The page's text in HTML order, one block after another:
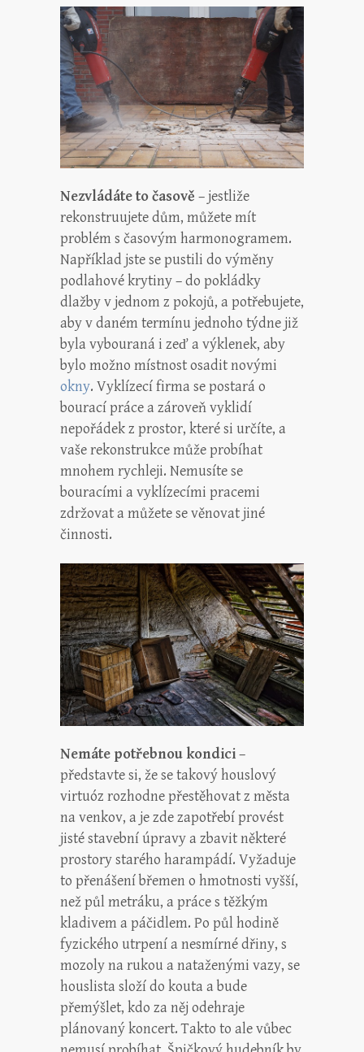
Nezvládáte to časově – jestliže
rekonstruujete dům, můžete mít
problém s časovým harmonogramem.
Například jste se pustili do výměny
podlahové krytiny – do pokládky
dlažby v jednom z pokojů, a potřebujete,
aby v daném termínu jednoho týdne již
byla vybouraná i zeď a výklenek, aby
bylo možno místnost osadit novými
okny. Vyklízecí firma se postará o
bourací práce a zároveň vyklidí
nepořádek z prostor, které si určíte, a
vaše rekonstrukce může probíhat
mnohem rychleji. Nemusíte se
bouracími a vyklízecími pracemi
zdržovat a můžete se věnovat jiné
činnosti.
Nemáte potřebnou kondici–
představte si, že se takový houslový
virtuóz rozhodne přestěhovat z města
na venkov, a je zde zapotřebí provést
jisté stavební úpravy a zbavit některé
prostory starého harampádí. Vyžaduje
to přenášení břemen o hmotnosti vyšší,
než půl metráku, a práce s těžkým
kladivem a páčidlem. Po půl hodině
fyzického utrpení a nesmírné dřiny, s
mozoly na rukou a nataženými vazy, se
houslista složí do kouta a bude
přemýšlet, kdo za něj odehraje
plánovaný koncert. Takto to ale vůbec